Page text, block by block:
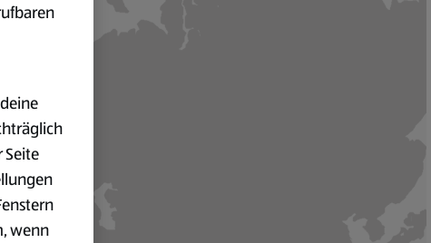
werden
Seite
wenn